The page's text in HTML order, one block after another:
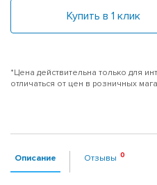
Купить в 1 клик
*Цена действительна только для
отличаться от цен в розничных
Описание Отзывы